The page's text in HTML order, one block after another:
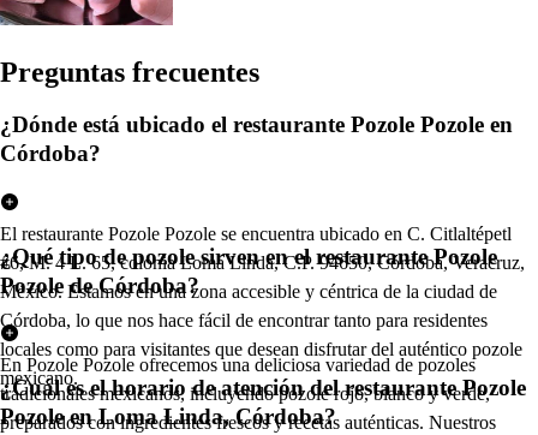
Preguntas frecuentes
¿Dónde está ubicado el restaurante Pozole Pozole en
Córdoba?
El restaurante Pozole Pozole se encuentra ubicado en C. Citlaltépetl
#6, M. 4 L. 65, colonia Loma Linda, C.P. 94650, Córdoba, Veracruz,
México. Estamos en una zona accesible y céntrica de la ciudad de
Córdoba, lo que nos hace fácil de encontrar tanto para residentes
locales como para visitantes que desean disfrutar del auténtico pozole
mexicano.
¿Qué tipo de pozole sirven en el restaurante Pozole
Pozole de Córdoba?
En Pozole Pozole ofrecemos una deliciosa variedad de pozoles
tradicionales mexicanos, incluyendo pozole rojo, blanco y verde,
preparados con ingredientes frescos y recetas auténticas. Nuestros
¿Cuál es el horario de atención del restaurante Pozole
Pozole en Loma Linda, Córdoba?